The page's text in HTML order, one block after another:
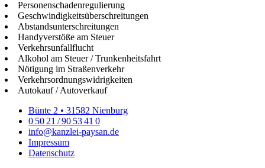
Personenschadenregulierung
Geschwindigkeitsüberschreitungen
Abstandsunterschreitungen
Handyverstöße am Steuer
Verkehrsunfallflucht
Alkohol am Steuer / Trunkenheitsfahrt
Nötigung im Straßenverkehr
Verkehrsordnungswidrigkeiten
Autokauf / Autoverkauf
Bünte 2 • 31582 Nienburg
0 50 21 / 90 53 41 0
info@kanzlei-paysan.de
Impressum
Datenschutz